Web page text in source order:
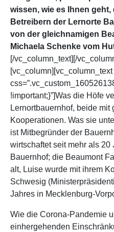
wissen, wie es Ihnen
Betreibern der Lernorte
von der gleichnamigen
Michaela Schenke vom
[/vc_column_text][/
[vc_column][vc_column_text
!important;}”]Was die Höfe
Lernortbauernhof, beide
Kooperationen. Was sie
ist Mitbegründer der
wirtschaftet seit mehr als 20
Bauernhof; die Beaumont
alt, Luise wurde mit ihrem
Schwesig
Jahres in Mecklenburg-
Wie die Corona-Pandemie
einhergehenden